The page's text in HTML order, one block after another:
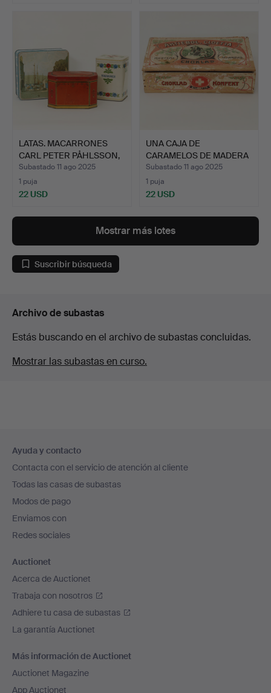
LATAS. MACARRONES
CARL PETER PÅHLSSON,
GAL…
Subastado 11 ago 2025
1 puja
22 USD
UNA CAJA DE
CARAMELOS DE MADERA
MÁS VIEJA,…
Subastado 11 ago 2025
1 puja
22 USD
Mostrar más lotes
Suscribir búsqueda
Archivo de subastas
Estás buscando en el archivo de subastas concluidas.
Mostrar las subastas en curso.
en
el
pie
de
página
Ayuda y contacto
Contacta con el servicio de atención al cliente
Todas las casas de subastas
Modos de pago
Enviamos con
Redes sociales
Auctionet
Acerca de Auctionet
Trabaja con nosotros
Adhiere tu casa de subastas
La garantía Auctionet
Más información de Auctionet
Auctionet Magazine
App Auctionet